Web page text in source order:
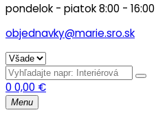
pondelok - piatok 8:00 - 16:00
objednavky@marie.sro.sk
0 0,00 €
Menu